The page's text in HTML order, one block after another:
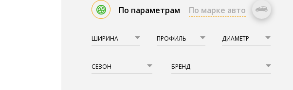
По параметрам По марке авто
ШИРИНА ПРОФИЛЬ ДИАМЕТР
СЕЗОН БРЕНД